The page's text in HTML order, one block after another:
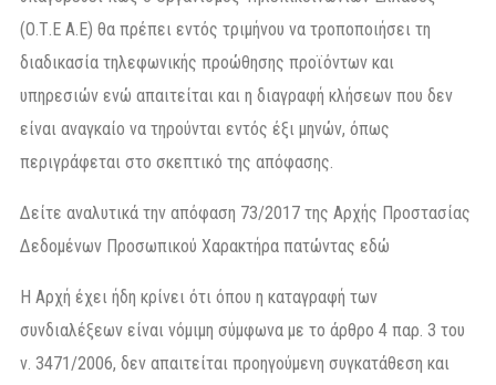
(Ο.Τ.Ε Α.Ε) θα πρέπει εντός τριμήνου να τροποποιήσει τη
διαδικασία τηλεφωνικής προώθησης προϊόντων και
υπηρεσιών ενώ απαιτείται και η διαγραφή κλήσεων που δεν
είναι αναγκαίο να τηρούνται εντός έξι μηνών, όπως
περιγράφεται στο σκεπτικό της απόφασης.
Δείτε αναλυτικά την απόφαση 73/2017 της Αρχής Προστασίας
Δεδομένων Προσωπικού Χαρακτήρα πατώντας εδώ
Η Αρχή έχει ήδη κρίνει ότι όπου η καταγραφή των
συνδιαλέξεων είναι νόμιμη σύμφωνα με το άρθρο 4 παρ. 3 του
ν. 3471/2006, δεν απαιτείται προηγούμενη συγκατάθεση και